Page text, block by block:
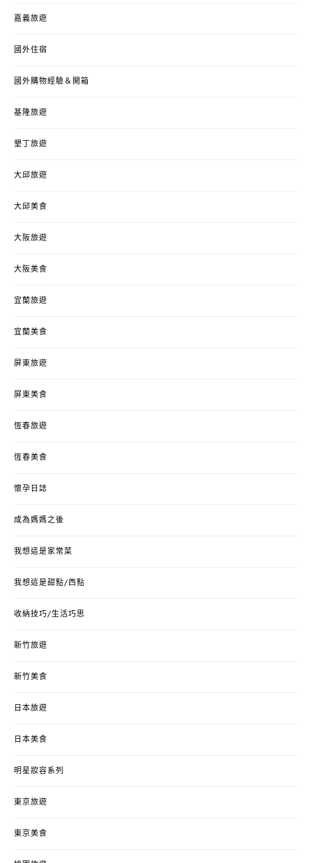
嘉義旅遊
國外住宿
國外購物經驗＆開箱
基隆旅遊
墾丁旅遊
大邱旅遊
大邱美食
大阪旅遊
大阪美食
宜蘭旅遊
宜蘭美食
屏東旅遊
屏東美食
恆春旅遊
恆春美食
懷孕日誌
成為媽媽之後
我想這是家常菜
我想這是甜點/西點
收納技巧/生活巧思
新竹旅遊
新竹美食
日本旅遊
日本美食
明星妝容系列
東京旅遊
東京美食